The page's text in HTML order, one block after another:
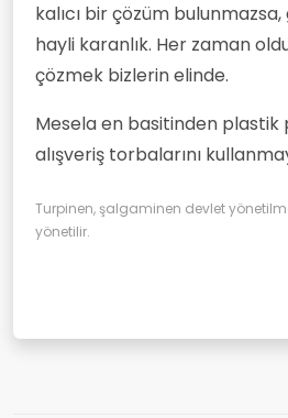
kalıcı bir çözüm
hayli karanlık. Her zaman
çözmek bizlerin elinde.
Mesela en basitinden plastik
alışveriş torbalarını
Turpinen, şalgaminen devlet
yönetilir.